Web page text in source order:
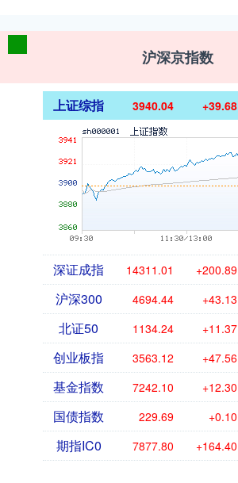
沪深京指数
上证综指 3940.04 +39.68
深证成指 14311.01 +200.89
沪深300 4694.44 +43.13
北证50 1134.24 +11.37
创业板指 3563.12 +47.56
基金指数 7242.10 +12.30
国债指数 229.69 +0.10
期指IC0 7877.80 +164.40